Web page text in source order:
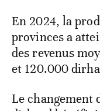
En 2024, la
provinces a
des revenus
et 120.000
Le changement